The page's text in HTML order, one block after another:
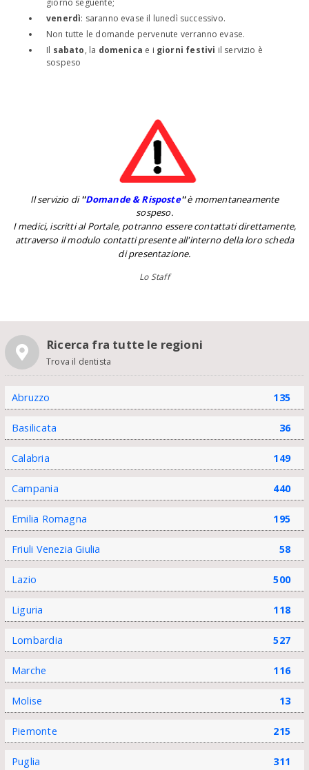
giorno seguente;
venerdì: saranno evase il lunedì successivo.
Non tutte le domande pervenute verranno evase.
Il sabato, la domenica e i giorni festivi il servizio è
sospeso
Il servizio di''Domande & Risposte''è momentaneamente
sospeso.
I medici, iscritti al Portale, potranno essere contattati direttamente,
attraverso il modulo contatti presente all'interno della loro scheda
di presentazione.
Lo Staff
Ricerca fra tutte le regioni
Trova il dentista
Abruzzo 135
Basilicata 36
Calabria 149
Campania 440
Emilia Romagna 195
Friuli Venezia Giulia 58
Lazio 500
Liguria 118
Lombardia 527
Marche 116
Molise 13
Piemonte 215
Puglia 311